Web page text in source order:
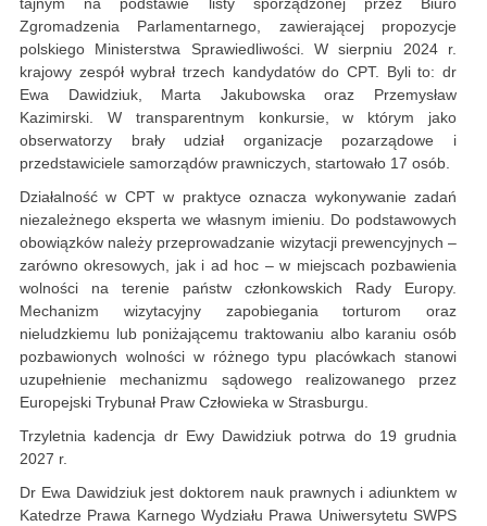
tajnym na podstawie listy sporządzonej przez Biuro
Zgromadzenia Parlamentarnego, zawierającej propozycje
polskiego Ministerstwa Sprawiedliwości. W sierpniu 2024 r.
krajowy zespół wybrał trzech kandydatów do CPT. Byli to: dr
Ewa Dawidziuk, Marta Jakubowska oraz Przemysław
Kazimirski. W transparentnym konkursie, w którym jako
obserwatorzy brały udział organizacje pozarządowe i
przedstawiciele samorządów prawniczych, startowało 17 osób.
Działalność w CPT w praktyce oznacza wykonywanie zadań
niezależnego eksperta we własnym imieniu. Do podstawowych
obowiązków należy przeprowadzanie wizytacji prewencyjnych –
zarówno okresowych, jak i ad hoc – w miejscach pozbawienia
wolności na terenie państw członkowskich Rady Europy.
Mechanizm wizytacyjny zapobiegania torturom oraz
nieludzkiemu lub poniżającemu traktowaniu albo karaniu osób
pozbawionych wolności w różnego typu placówkach stanowi
uzupełnienie mechanizmu sądowego realizowanego przez
Europejski Trybunał Praw Człowieka w Strasburgu.
Trzyletnia kadencja dr Ewy Dawidziuk potrwa do 19 grudnia
2027 r.
Dr Ewa Dawidziuk jest doktorem nauk prawnych i adiunktem w
Katedrze Prawa Karnego Wydziału Prawa Uniwersytetu SWPS